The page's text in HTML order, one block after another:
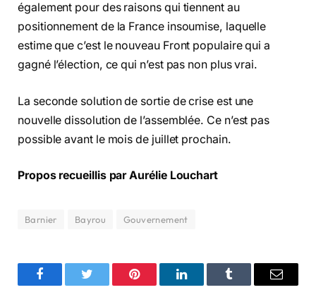
également pour des raisons qui tiennent au
positionnement de la France insoumise, laquelle
estime que c’est le nouveau Front populaire qui a
gagné l’élection, ce qui n’est pas non plus vrai.
La seconde solution de sortie de crise est une
nouvelle dissolution de l’assemblée. Ce n’est pas
possible avant le mois de juillet prochain.
Propos recueillis par Aurélie Louchart
Barnier Bayrou Gouvernement
FacebookTwitter Pinterest LinkedInTumblr Email